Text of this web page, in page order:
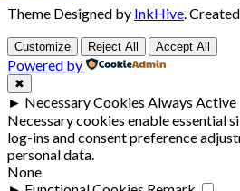
Theme Designed by InkHive
Customize Reject All Accept All
Powered by
✖
► Necessary Cookies Always Active
Necessary cookies enable essential
log-ins and consent preference
personal data.
None